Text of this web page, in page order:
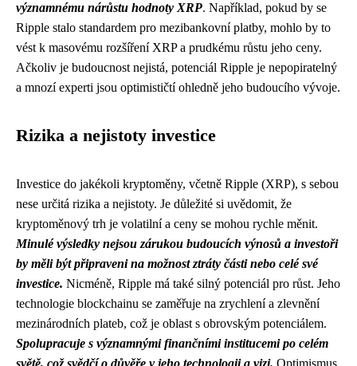
významnému nárůstu hodnoty XRP. Například, pokud by se
Ripple stalo standardem pro mezibankovní platby, mohlo by to
vést k masovému rozšíření XRP a prudkému růstu jeho ceny.
Ačkoliv je budoucnost nejistá, potenciál Ripple je nepopiratelný
a mnozí experti jsou optimističtí ohledně jeho budoucího vývoje.
Rizika a nejistoty investice
Investice do jakékoli kryptoměny, včetně Ripple (XRP), s sebou
nese určitá rizika a nejistoty. Je důležité si uvědomit, že
kryptoměnový trh je volatilní a ceny se mohou rychle měnit.
Minulé výsledky nejsou zárukou budoucích výnosů a investoři
by měli být připraveni na možnost ztráty části nebo celé své
investice. Nicméně, Ripple má také silný potenciál pro růst. Jeho
technologie blockchainu se zaměřuje na zrychlení a zlevnění
mezinárodních plateb, což je oblast s obrovským potenciálem.
Spolupracuje s významnými finančními institucemi po celém
světě, což svědčí o důvěře v jeho technologii a vizi. Optimismus